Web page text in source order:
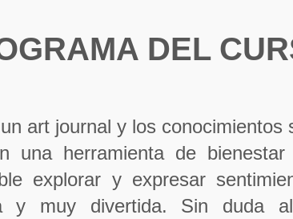
DEL
art journal y los conocimientos
una herramienta de bienestar
explorar y expresar
y muy divertida. Sin duda